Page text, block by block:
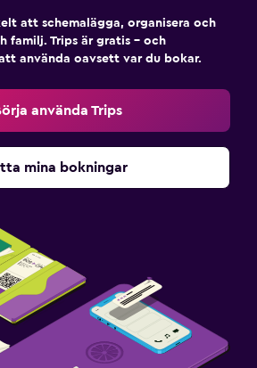
att schemalägga, organisera och
familj. Trips är gratis – och
använda oavsett var du bokar.
använda Trips
mina bokningar